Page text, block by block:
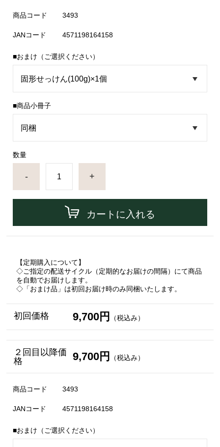
商品コード 3493
JANコード 4571198164158
■おまけ（ご選択ください）
■商品小冊子
数量
- +
カートに入れる
【定期購入について】
◇ご指定の配送サイクル（定期的なお届けの間隔）にて商品
を自動でお届けします。
◇「おまけ品」は初回お届け時のみ同梱いたします。
初回価格 9,700円 （税込み）
２回目以降価
格
9,700円 （税込み）
商品コード 3493
JANコード 4571198164158
■おまけ（ご選択ください）